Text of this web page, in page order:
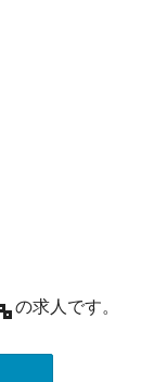
の求人です。